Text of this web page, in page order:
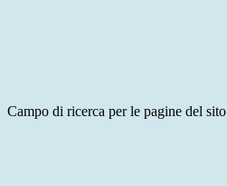
Campo di ricerca per le pagine del sito